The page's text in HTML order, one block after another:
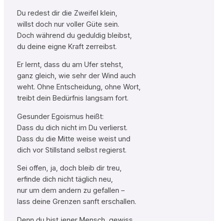
Du redest dir die Zweifel klein,
willst doch nur voller Güte sein.
Doch während du geduldig bleibst,
du deine eigne Kraft zerreibst.
Er lernt, dass du am Ufer stehst,
ganz gleich, wie sehr der Wind auch
weht. Ohne Entscheidung, ohne Wort,
treibt dein Bedürfnis langsam fort.
Gesunder Egoismus heißt:
Dass du dich nicht im Du verlierst.
Dass du die Mitte weise weist und
dich vor Stillstand selbst regierst.
Sei offen, ja, doch bleib dir treu,
erfinde dich nicht täglich neu,
nur um dem andern zu gefallen –
lass deine Grenzen sanft erschallen.